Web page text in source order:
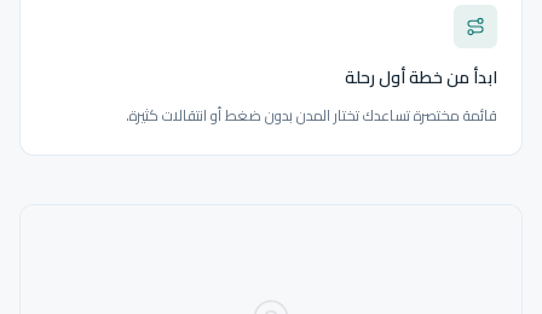
ابدأ من خطة أول رحلة
قائمة مختصرة تساعدك تختار المدن بدون ضغط أو انتقالات كثيرة.